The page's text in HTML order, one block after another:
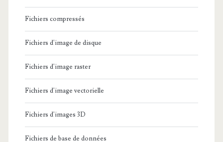
Fichiers compressés
Fichiers d'image de disque
Fichiers d'image raster
Fichiers d'image vectorielle
Fichiers d'images 3D
Fichiers de base de données